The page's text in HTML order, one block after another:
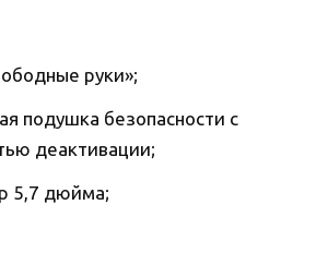
руки»;
подушка безопасности с
деактивации;
5,7 дюйма;